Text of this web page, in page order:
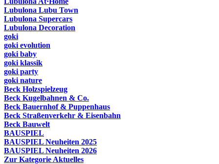
Lubulona Lubu Town
Lubulona Supercars
Lubulona Decoration
goki
goki evolution
goki baby
goki klassik
goki party
goki nature
Beck Holzspielzeug
Beck Kugelbahnen & Co.
Beck Bauernhof & Puppenhaus
Beck Straßenverkehr & Eisenbahn
Beck Bauwelt
BAUSPIEL
BAUSPIEL Neuheiten 2025
BAUSPIEL Neuheiten 2026
Zur Kategorie Aktuelles